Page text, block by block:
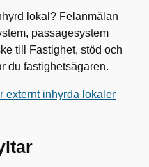
lokal? Felanmälan
passagesystem
till Fastighet, stöd och
du fastighetsägaren.
externt inhyrda lokaler